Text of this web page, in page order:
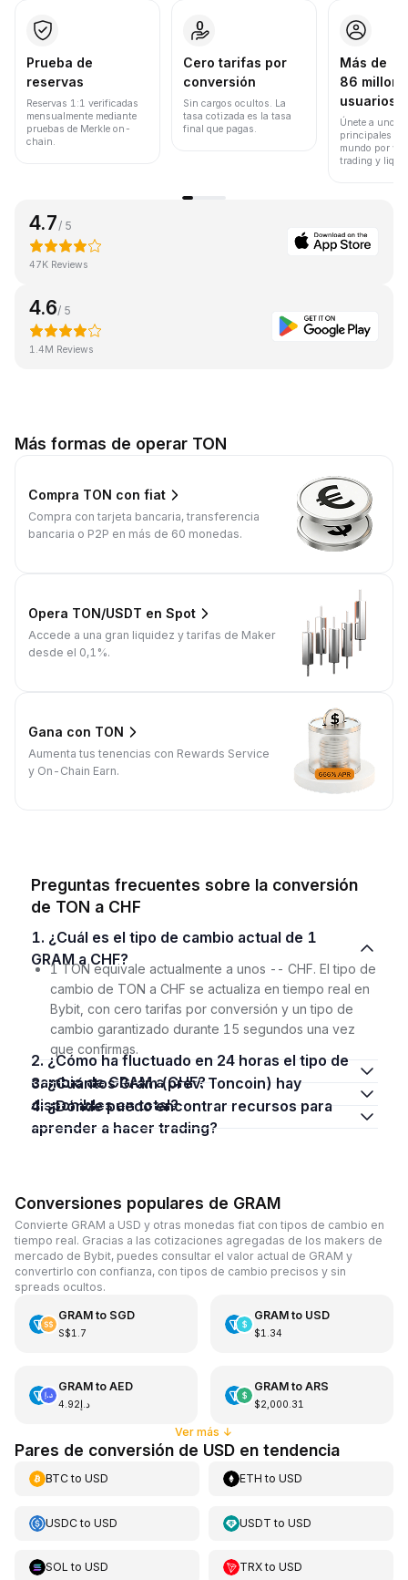
Prueba de
reservas
Reservas 1:1 verificadas
mensualmente mediante
pruebas de Merkle on-
chain.
Cero tarifas por
conversión
Sin cargos ocultos. La
tasa cotizada es la tasa
final que pagas.
Más de
86
usuarios
Únete a uno
principales
mundo por
trading y
4.7 / 5
47K Reviews
4.6/ 5
1.4M Reviews
Más formas de operar TON
Compra TON con fiat
Compra con tarjeta bancaria, transferencia
bancaria o P2P en más de 60 monedas.
Opera TON/USDT en Spot
Accede a una gran liquidez y tarifas de Maker
desde el 0,1%.
Gana con TON
Aumenta tus tenencias con Rewards Service
y On-Chain Earn.
Preguntas frecuentes sobre la conversión
de TON a CHF
1. ¿Cuál es el tipo de cambio actual de 1
GRAM a CHF?
1 TON equivale actualmente a unos -- CHF. El tipo de
cambio de TON a CHF se actualiza en tiempo real en
Bybit, con cero tarifas por conversión y un tipo de
cambio garantizado durante 15 segundos una vez
que confirmas.
2. ¿Cómo ha fluctuado en 24 horas el tipo de
cambio de GRAM a CHF?
3. ¿Cuántos Gram (prev. Toncoin) hay
disponibles en total?
4. ¿Dónde puedo encontrar recursos para
aprender a hacer trading?
Conversiones populares de GRAM
Convierte GRAM a USD y otras monedas fiat con tipos de cambio en
tiempo real. Gracias a las cotizaciones agregadas de los makers de
mercado de Bybit, puedes consultar el valor actual de GRAM y
convertirlo con confianza, con tipos de cambio precisos y sin
spreads ocultos.
GRAMto SGD
S$1.7
GRAMto USD
$1.34
GRAMto AED
د.إ4.92
GRAMto ARS
$2,000.31
Ver más ↓
Pares de conversión de USD en tendencia
BTCto USD ETH toUSD
USDCto USD USDT toUSD
SOL to USD TRXtoUSD